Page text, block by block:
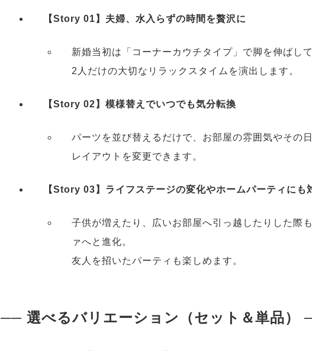
【Story 01】夫婦、水入らずの時間を贅沢に
新婚当初は「コーナーカウチタイプ」で脚を伸ばし
2人だけの大切なリラックスタイムを演出します。
【Story 02】模様替えでいつでも気分転換
パーツを並び替えるだけで、お部屋の雰囲気やその
レイアウトを変更できます。
【Story 03】ライフステージの変化やホームパーティにも
子供が増えたり、広いお部屋へ引っ越したりした際
ァへと進化。
友人を招いたパーティも楽しめます。
── 選べるバリエーション（セット＆単品）